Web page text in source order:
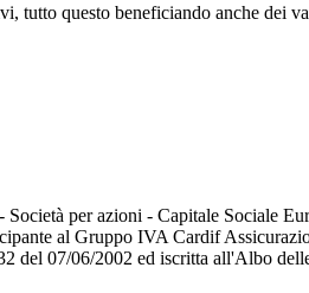
tutto questo beneficiando anche dei
per azioni - Capitale Sociale
al Gruppo IVA Cardif
del 07/06/2002 ed iscritta all'Albo